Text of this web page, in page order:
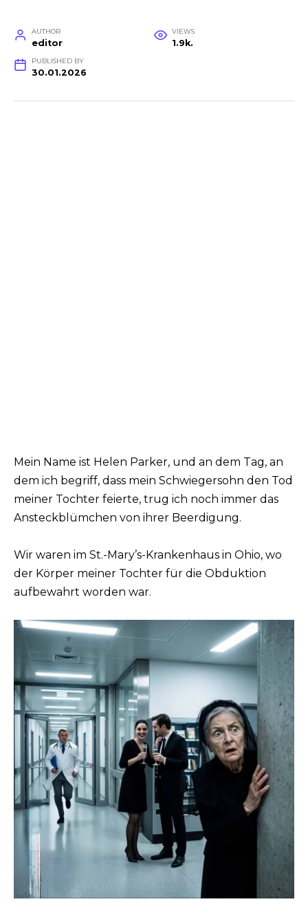
AUTHOR
editor
VIEWS
1.9k.
PUBLISHED BY
30.01.2026
Mein Name ist Helen Parker, und an dem Tag, an
dem ich begriff, dass mein Schwiegersohn den Tod
meiner Tochter feierte, trug ich noch immer das
Ansteckblümchen von ihrer Beerdigung.
Wir waren im St.-Mary’s-Krankenhaus in Ohio, wo
der Körper meiner Tochter für die Obduktion
aufbewahrt worden war.